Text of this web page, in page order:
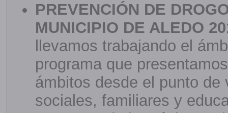
PREVENCIÓN DE
MUNICIPIO DE ALEDO
llevamos trabajando el
programa que
ámbitos desde el punto
sociales, familiares y